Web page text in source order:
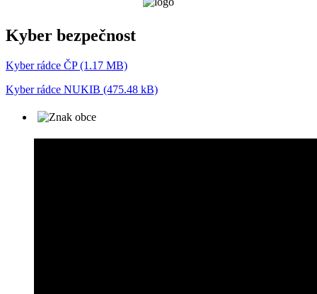
Kyber bezpečnost
Kyber rádce ČP (1.17 MB)
Kyber rádce NUKIB (475.48 kB)